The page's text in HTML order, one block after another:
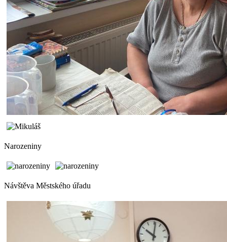
Narozeniny
Návštěva Městského úřadu